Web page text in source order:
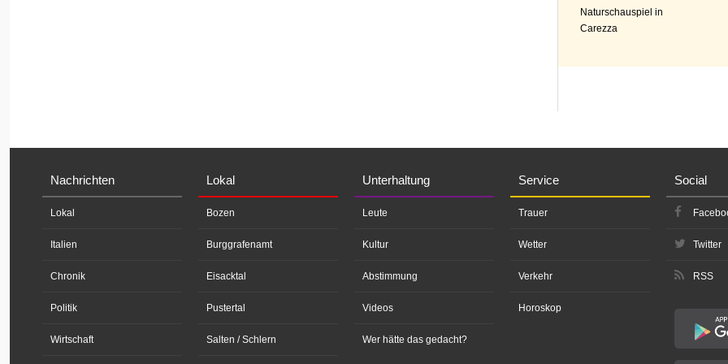
Naturschauspiel in
Carezza
Nachrichten
Lokal
Italien
Chronik
Politik
Wirtschaft
Lokal
Bozen
Burggrafenamt
Eisacktal
Pustertal
Salten / Schlern
Unterhaltung
Leute
Kultur
Abstimmung
Videos
Wer hätte das gedacht?
Service
Trauer
Wetter
Verkehr
Horoskop
Social
Twitter
RSS